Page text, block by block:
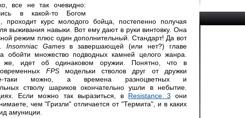
все не так очевидно:
в какой-то Богом
проходит курс молодого бойца, постепенно получая
выживания навыки. Вот ему дают в руки винтовку. Она
режим плюс один дополнительный. Стандарт! Да вот
Insomniac Gamesв завершающей (или нет?) главе
обойти множество подводных камней целого жанра.
же, идет об одинаковом оружии. Понятно, что в
FPSмодельки стволов друг от дружки
таки можно, а времена разноцветных и
стволу шариков окончательно ушли в небытие.
Если можно так выразиться, в Resistance 3 они
чем "Гризли" отличается от "Термита", и в каких
амуниции.